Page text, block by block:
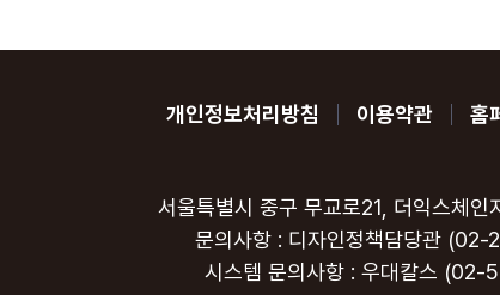
개인정보처리방침 이용약관 홈
서울특별시 중구 무교로21, 더익스체인
문의사항 : 디자인정책담당관
시스템 문의사항 : 우대칼스